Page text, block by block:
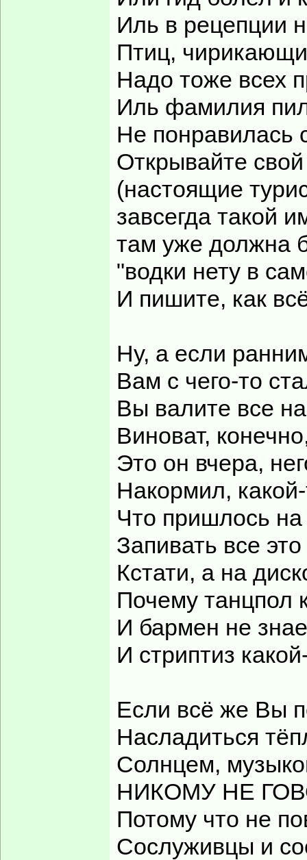
Иль в рецепции
Птиц,
Надо тоже всех
Иль фамилия
Не понравилась
Открывайте свой
(настоящие
завсегда такой
там уже должна
"водки нету в
И пишите, как
Ну, а если
Вам с чего-то
Вы валите все
Виноват,
Это он вчера,
Накормил,
Что пришлось на
Запивать все
Кстати, а на
Почему танцпол
И бармен не
И стриптиз
Если всё же Вы
Насладиться
Солнцем,
НИКОМУ НЕ
Потому что не
Сослуживцы и